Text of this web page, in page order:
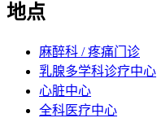
地点
麻醉科 / 疼痛门诊
乳腺多学科诊疗中心
心脏中心
全科医疗中心